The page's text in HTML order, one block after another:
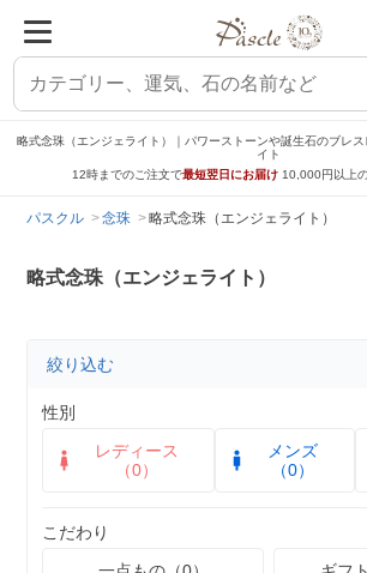
略式念珠（エンジェライト）｜パワーストーンや誕生石のブレ
イト
12時までのご注文で最短翌日にお届け 10,000円以上
パスクル 念珠 略式念珠（エンジェライト）
略式念珠（エンジェライト）
絞り込む
性別
レディース
（0）
メンズ
（0）
こだわり